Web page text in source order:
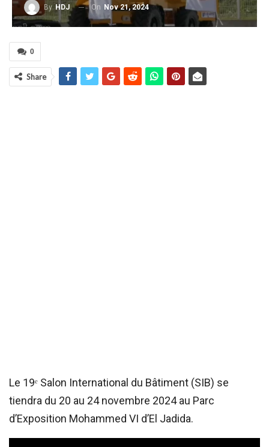
By HDJ On Nov 21, 2024
0
Share
Le 19ᵉ Salon International du Bâtiment (SIB) se
tiendra du 20 au 24 novembre 2024 au Parc
d’Exposition Mohammed VI d’El Jadida.